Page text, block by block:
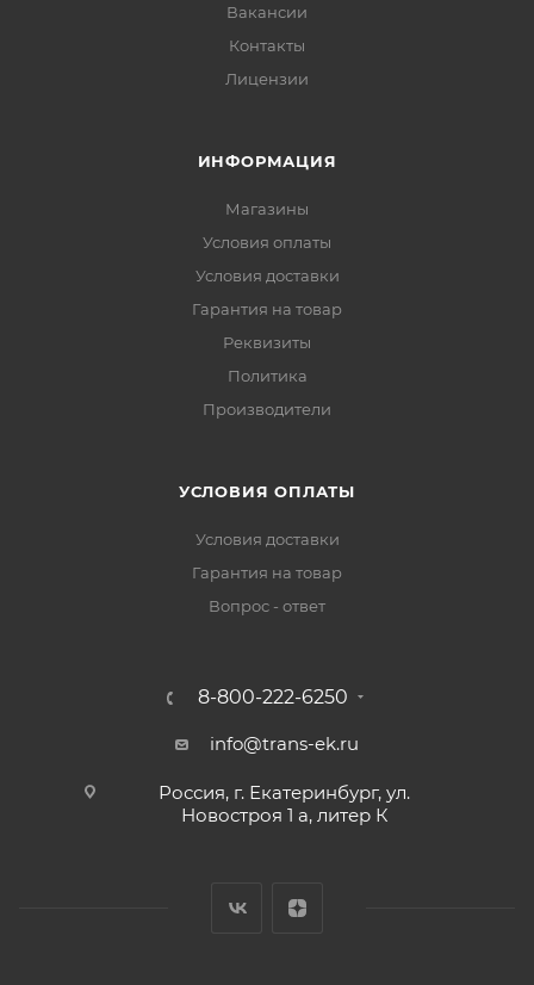
Вакансии
Контакты
Лицензии
ИНФОРМАЦИЯ
Магазины
Условия оплаты
Условия доставки
Гарантия на товар
Реквизиты
Политика
Производители
УСЛОВИЯ ОПЛАТЫ
Условия доставки
Гарантия на товар
Вопрос - ответ
8-800-222-6250
info@trans-ek.ru
Россия, г. Екатеринбург, ул.
Новостроя 1 а, литер К